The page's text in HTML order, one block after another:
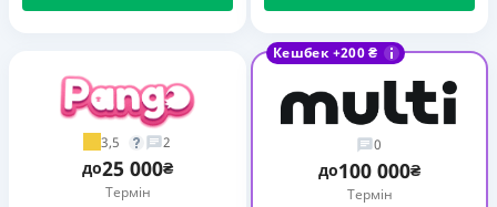
3,5 2
до25 000₴
Термін
Кешбек +200 ₴
0
до100 000₴
Термін